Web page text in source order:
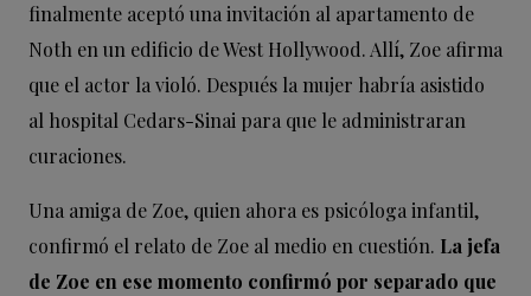
finalmente aceptó una invitación al apartamento de
Noth en un edificio de West Hollywood. Allí, Zoe afirma
que el actor la violó. Después la mujer habría asistido
al hospital Cedars-Sinai para que le administraran
curaciones.
Una amiga de Zoe, quien ahora es psicóloga infantil,
confirmó el relato de Zoe al medio en cuestión. La jefa
de Zoe en ese momento confirmó por separado que